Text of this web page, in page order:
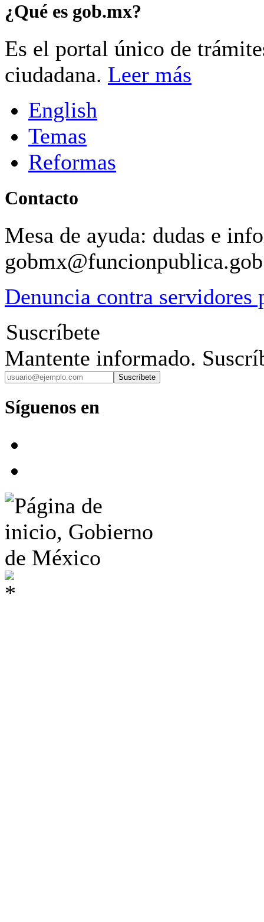
¿Qué es gob.mx?
Es el portal único de
ciudadana. Leer más
English
Temas
Reformas
Contacto
Mesa de ayuda: dudas e
Denuncia contra servidores
Suscríbete
Mantente informado.
Suscríbete
Síguenos en